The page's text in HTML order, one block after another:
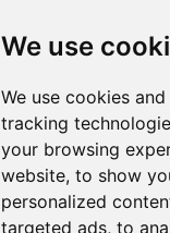
We use
We use cookies
tracking
your browsing
website, to show
personalized
targeted ads, to